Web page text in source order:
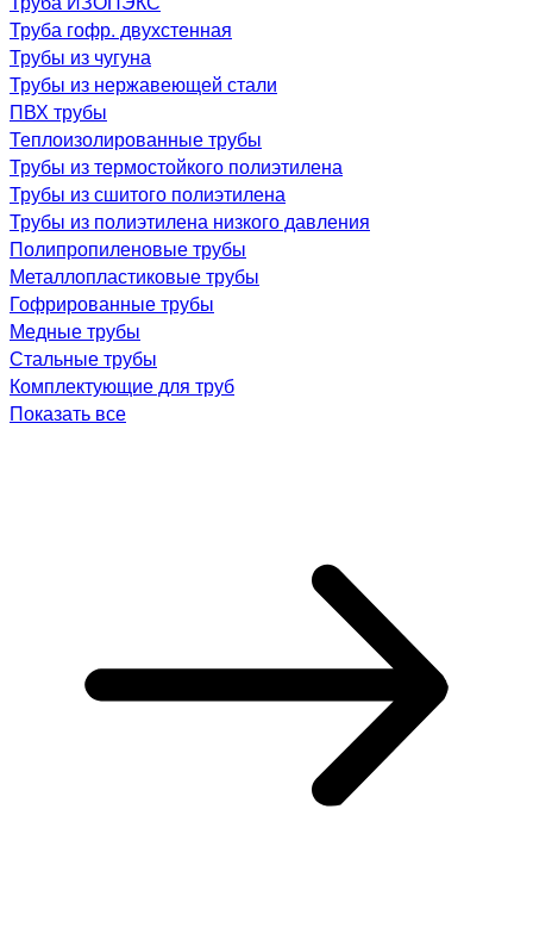
Труба гофр. двухстенная
Трубы из чугуна
Трубы из нержавеющей стали
ПВХ трубы
Теплоизолированные трубы
Трубы из термостойкого полиэтилена
Трубы из сшитого полиэтилена
Трубы из полиэтилена низкого давления
Полипропиленовые трубы
Металлопластиковые трубы
Гофрированные трубы
Медные трубы
Стальные трубы
Комплектующие для труб
Показать все